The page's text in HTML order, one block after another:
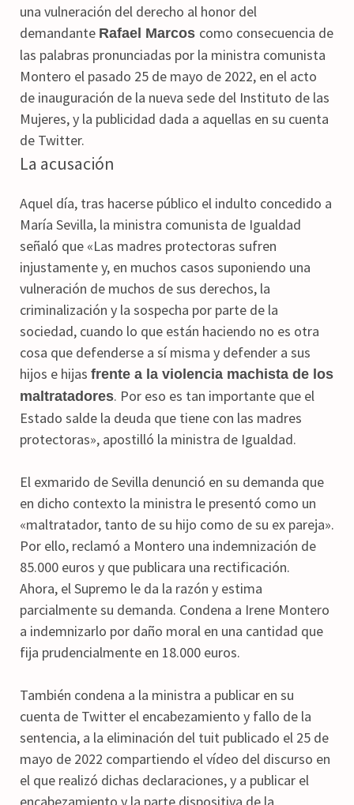
una vulneración del derecho al honor del
demandante Rafael Marcos como consecuencia de
las palabras pronunciadas por la ministra comunista
Montero el pasado 25 de mayo de 2022, en el acto
de inauguración de la nueva sede del Instituto de las
Mujeres, y la publicidad dada a aquellas en su cuenta
de Twitter.
La acusación
Aquel día, tras hacerse público el indulto concedido a
María Sevilla, la ministra comunista de Igualdad
señaló que «Las madres protectoras sufren
injustamente y, en muchos casos suponiendo una
vulneración de muchos de sus derechos, la
criminalización y la sospecha por parte de la
sociedad, cuando lo que están haciendo no es otra
cosa que defenderse a sí misma y defender a sus
hijos e hijas frente a la violencia machista de los
maltratadores. Por eso es tan importante que el
Estado salde la deuda que tiene con las madres
protectoras», apostilló la ministra de Igualdad.
El exmarido de Sevilla denunció en su demanda que
en dicho contexto la ministra le presentó como un
«maltratador, tanto de su hijo como de su ex pareja».
Por ello, reclamó a Montero una indemnización de
85.000 euros y que publicara una rectificación.
Ahora, el Supremo le da la razón y estima
parcialmente su demanda. Condena a Irene Montero
a indemnizarlo por daño moral en una cantidad que
fija prudencialmente en 18.000 euros.
También condena a la ministra a publicar en su
cuenta de Twitter el encabezamiento y fallo de la
sentencia, a la eliminación del tuit publicado el 25 de
mayo de 2022 compartiendo el vídeo del discurso en
el que realizó dichas declaraciones, y a publicar el
encabezamiento y la parte dispositiva de la